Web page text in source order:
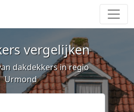
vergelijken
dakdekkers in regio
Urmond